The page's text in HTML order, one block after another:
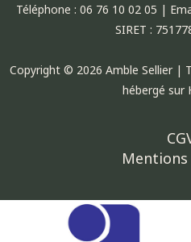
Téléphone : 06 76 10 02 05 |
SIRET :
Copyright © 2026 Amble Sellier |
hébergé sur
Mentions